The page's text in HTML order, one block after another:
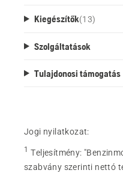
Kiegészítők(13)
Szolgáltatások
Tulajdonosi támogatás
Jogi nyilatkozat:
1 Teljesítmény:
szabvány szerinti nettó